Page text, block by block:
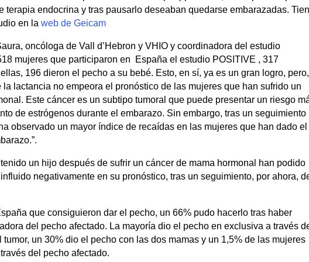
terapia endocrina y tras pausarlo deseaban quedarse embarazadas.
en la web de Geicam
oncóloga de Vall d’Hebron y VHIO y coordinadora del estudio
mujeres que participaron en España el estudio POSITIVE , 317
196 dieron el pecho a su bebé. Esto, en sí, ya es un gran logro, pero,
lactancia no empeora el pronóstico de las mujeres que han sufrido un
Este cáncer es un subtipo tumoral que puede presentar un riesgo
de estrógenos durante el embarazo. Sin embargo, tras un seguimiento
observado un mayor índice de recaídas en las mujeres que han dado el
un hijo después de sufrir un cáncer de mama hormonal han podido
negativamente en su pronóstico, tras un seguimiento, por ahora,
que consiguieron dar el pecho, un 66% pudo hacerlo tras haber
del pecho afectado. La mayoría dio el pecho en exclusiva a través
tumor, un 30% dio el pecho con las dos mamas y un 1,5% de las mujeres
del pecho afectado.